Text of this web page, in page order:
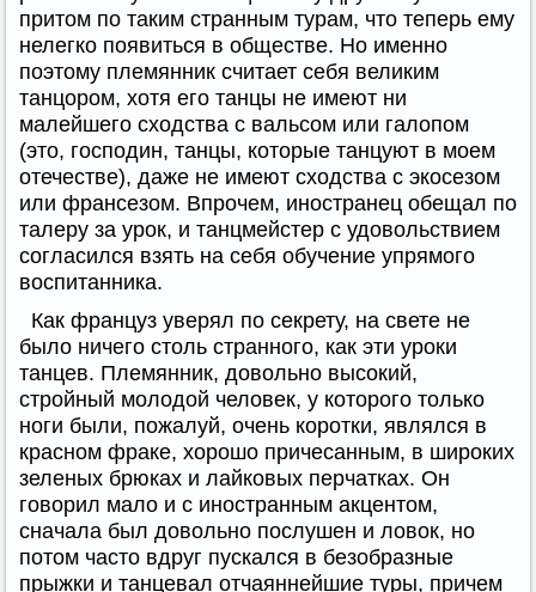
притом по таким странным турам, что теперь ему
нелегко появиться в обществе. Но именно
поэтому племянник считает себя великим
танцором, хотя его танцы не имеют ни
малейшего сходства с вальсом или галопом
(это, господин, танцы, которые танцуют в моем
отечестве), даже не имеют сходства с экосезом
или франсезом. Впрочем, иностранец обещал по
талеру за урок, и танцмейстер с удовольствием
согласился взять на себя обучение упрямого
воспитанника.
Как француз уверял по секрету, на свете не
было ничего столь странного, как эти уроки
танцев. Племянник, довольно высокий,
стройный молодой человек, у которого только
ноги были, пожалуй, очень коротки, являлся в
красном фраке, хорошо причесанным, в широких
зеленых брюках и лайковых перчатках. Он
говорил мало и с иностранным акцентом,
сначала был довольно послушен и ловок, но
потом часто вдруг пускался в безобразные
прыжки и танцевал отчаяннейшие туры, причем